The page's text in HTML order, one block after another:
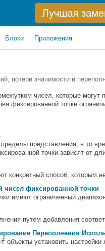
Блоки Приложения
потери значимости и
чисел, которые
фиксированной точки
представления, в то
точки зависят от
конкретный способ, которым
чисел фиксированной точки
имеют ограниченный
путем добавления
Переполнения
объекты установить настройки